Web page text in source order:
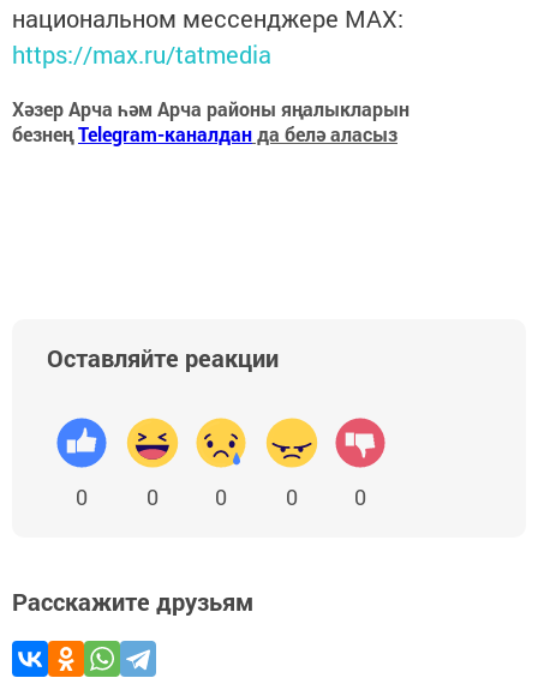
национальном мессенджере MАХ:
https://max.ru/tatmedia
Хәзер Арча һәм Арча районы яңалыкларын
безнеңTelegram-каналданда белә аласыз
Оставляйте реакции
0 0 0 0 0
Расскажите друзьям